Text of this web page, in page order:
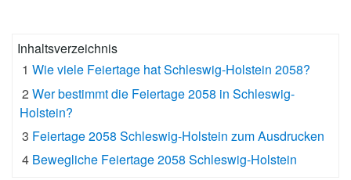
Inhaltsverzeichnis
1 Wie viele Feiertage hat Schleswig-Holstein 2058?
2 Wer bestimmt die Feiertage 2058 in Schleswig-
Holstein?
3 Feiertage 2058 Schleswig-Holstein zum Ausdrucken
4 Bewegliche Feiertage 2058 Schleswig-Holstein